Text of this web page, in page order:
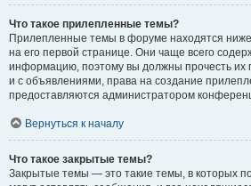
Что такое прилепленные темы?
Прилепленные темы в форуме находятся
на его первой странице. Они чаще всего
информацию, поэтому вы должны прочесть их
и с объявлениями, права на создание
предоставляются администратором
Вернуться к началу
Что такое закрытые темы?
Закрытые темы — это такие темы, в которых